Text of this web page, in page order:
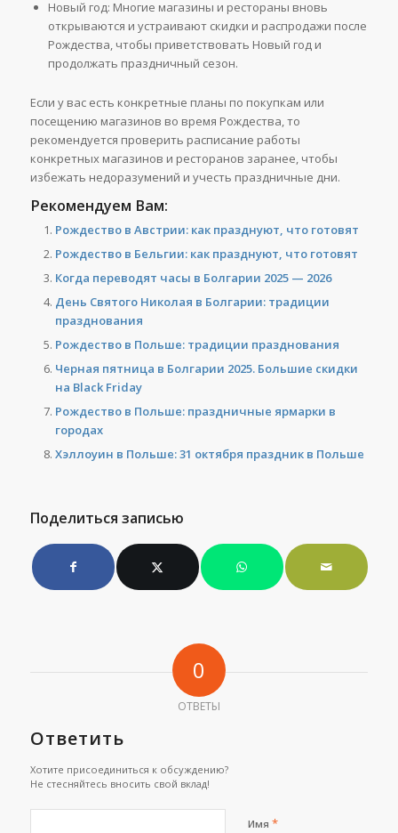
Новый год: Многие магазины и рестораны вновь
открываются и устраивают скидки и распродажи после
Рождества, чтобы приветствовать Новый год и
продолжать праздничный сезон.
Если у вас есть конкретные планы по покупкам или
посещению магазинов во время Рождества, то
рекомендуется проверить расписание работы
конкретных магазинов и ресторанов заранее, чтобы
избежать недоразумений и учесть праздничные дни.
Рекомендуем Вам:
Рождество в Австрии: как празднуют, что готовят
Рождество в Бельгии: как празднуют, что готовят
Когда переводят часы в Болгарии 2025 — 2026
День Святого Николая в Болгарии: традиции
празднования
Рождество в Польше: традиции празднования
Черная пятница в Болгарии 2025. Большие скидки
на Black Friday
Рождество в Польше: праздничные ярмарки в
городах
Хэллоуин в Польше: 31 октября праздник в Польше
Поделиться записью
0
ОТВЕТЫ
Ответить
Хотите присоединиться к обсуждению?
Не стесняйтесь вносить свой вклад!
Имя *